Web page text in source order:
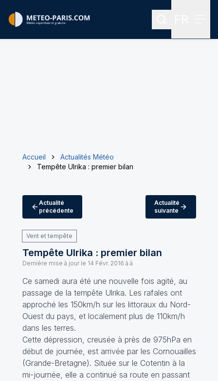
Rechercher
Accueil
Actualités Météo
Tempête Ulrika : premier bilan
Actualité
précédente
Actualité
suivante
Vent et tempête
Tempête Ulrika : premier bilan
Dernière mise à jour le 14 Févr. 2016 à à
Ce samedi aura été une nouvelle fois agité, au
passage de la tempête Ulrika. Les rafales ont
approché les 150km/h sur les littoraux du Nord-
Ouest du pays, et localement plus de 110km/h
dans les terres.
Cette dépression, creusée à près de 975hPa en
début de journée, est arrivée par les Cornouailles
(Grande-Bretagne). Située sur le Cotentin à la
mi-journée, elle a continué sa route en passant